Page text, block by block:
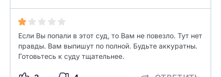
Если Вы попали в этот суд, то Вам не повезло. Тут нет
правды. Вам выпишут по полной. Будьте аккуратны.
Готовьтесь к суду тщательнее.